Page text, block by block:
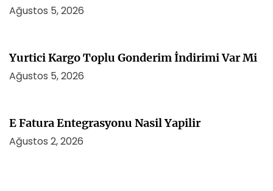
Ağustos 5, 2026
Yurtici Kargo Toplu Gonderim İndirimi Var Mi
Ağustos 5, 2026
E Fatura Entegrasyonu Nasil Yapilir
Ağustos 2, 2026